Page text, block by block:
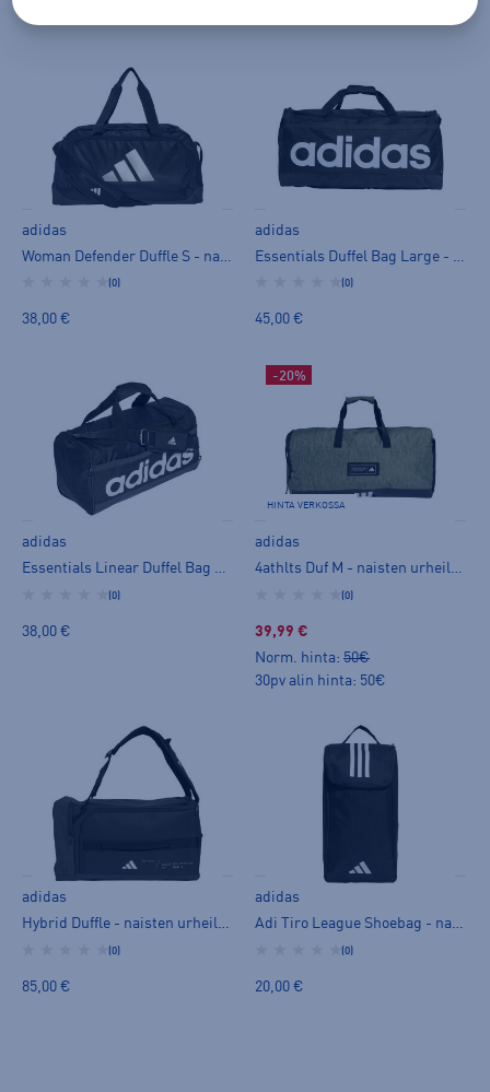
adidas
(0)
38,00 €
adidas
(0)
45,00 €
adidas
Essentials Linear Duffel Bag Medium - naisten urheilukassi
(0)
38,00 €
-20%
HINTA VERKOSSA
adidas
4athlts Duf M - naisten urheilukassi
(0)
39,99 €
Norm. hinta: 50€
30pv alin hinta: 50€
adidas
Hybrid Duffle - naisten urheilukassi
(0)
85,00 €
adidas
Adi Tiro League Shoebag - naisten urheilukassi
(0)
20,00 €